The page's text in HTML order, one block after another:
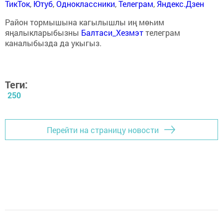
ТикТок, Ютуб,Одноклассники,Телеграм, Яндекс.Дзен
Район тормышына кагылышлы иң мөһим
яңалыкларыбызны Балтаси_Хезмэттелеграм
каналыбызда да укыгыз.
Теги:
250
Перейти на страницу новости